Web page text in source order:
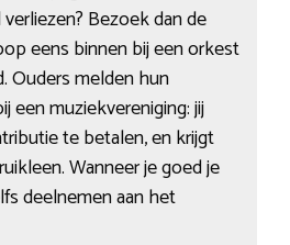
Bezoek dan de
eens binnen bij een orkest
Ouders melden hun
een muziekvereniging: jij
te betalen, en krijgt
Wanneer je goed je
deelnemen aan het